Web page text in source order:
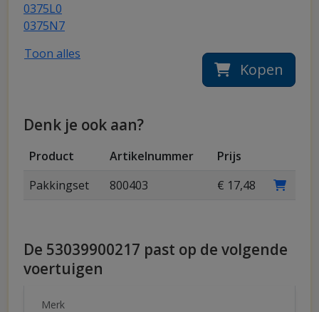
0375L0
0375N7
Toon alles
Kopen
Denk je ook aan?
Product Artikelnummer
Prijs
Pakkingset
800403 € 17,48
De 53039900217 past op de volgende
voertuigen
Merk